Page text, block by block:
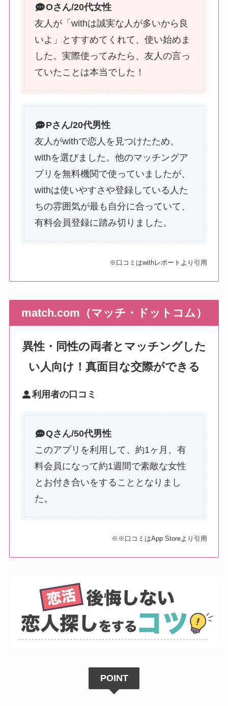
Oさん/20代女性
友人が「withは誠実な人が多いから良
いよ」とすすめてくれて、使い始めま
した。実際使ってみたら、友人の言っ
ていたことは本当でした！
Pさん/20代男性
友人がwithで恋人を見つけたため、
withを選びました。他のマッチングア
プリを無料機関で使っていましたが、
withは使いやすさや登録している人た
ちの雰囲気が最も自分に合っていて、
有料会員登録に踏み切りました。
※口コミはwithレポートより引用
match.com（マッチ・ドットコム）
異性・同性の両者とマッチングした
い人向け！真面目な交際ができる
利用者の口コミ
Qさん/50代男性
このアプリを利用して、約1ヶ月、有
料会員になって約1週間で素敵な女性
とお付き合いをすることとなりまし
た。
※※口コミはApp Storeより引用
POINT